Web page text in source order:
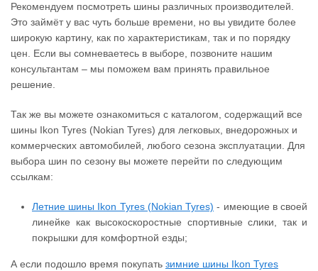
Рекомендуем посмотреть шины различных производителей.
Это займёт у вас чуть больше времени, но вы увидите более
широкую картину, как по характеристикам, так и по порядку
цен. Если вы сомневаетесь в выборе, позвоните нашим
консультантам – мы поможем вам принять правильное
решение.
Так же вы можете ознакомиться с каталогом, содержащий все
шины Ikon Tyres (Nokian Tyres) для легковых, внедорожных и
коммерческих автомобилей, любого сезона эксплуатации. Для
выбора шин по сезону вы можете перейти по следующим
ссылкам:
Летние шины Ikon Tyres (Nokian Tyres) - имеющие в своей
линейке как высокоскоростные спортивные слики, так и
покрышки для комфортной езды;
А если подошло время покупать зимние шины Ikon Tyres